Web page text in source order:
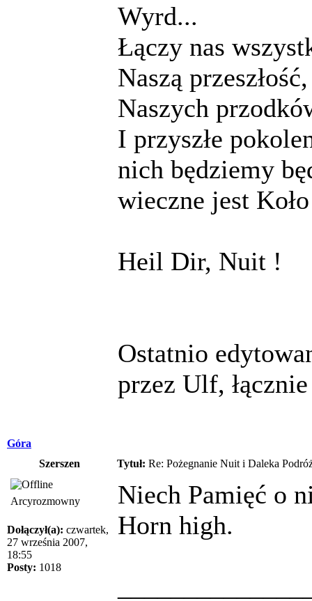
Wyrd...
Łączy nas
Naszą
Naszych
I przyszłe
nich będziemy
wieczne jest
Heil Dir, Nuit !
Ostatnio
przez Ulf,
Góra
Szerszen
Tytuł: Re: Pożegnanie Nuit i Daleka
Arcyrozmowny
Dołączył(a): czwartek,
27 września 2007,
18:55
Posty: 1018
Niech Pamięć o
Horn high.